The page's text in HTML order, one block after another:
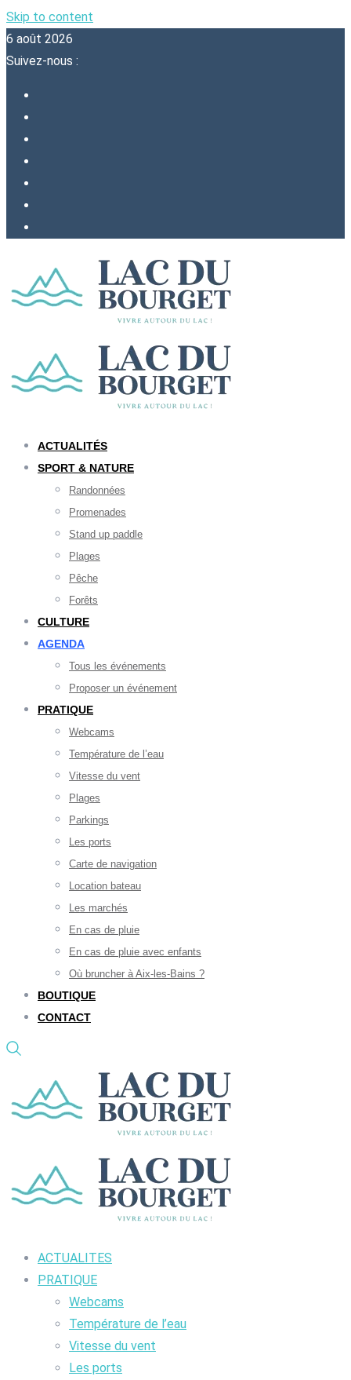
Skip to content
6 août 2026
Suivez-nous :
ACTUALITÉS
SPORT & NATURE
Randonnées
Promenades
Stand up paddle
Plages
Pêche
Forêts
CULTURE
AGENDA
Tous les événements
Proposer un événement
PRATIQUE
Webcams
Température de l’eau
Vitesse du vent
Plages
Parkings
Les ports
Carte de navigation
Location bateau
Les marchés
En cas de pluie
En cas de pluie avec enfants
Où bruncher à Aix-les-Bains ?
BOUTIQUE
CONTACT
ACTUALITES
PRATIQUE
Webcams
Température de l’eau
Vitesse du vent
Les ports